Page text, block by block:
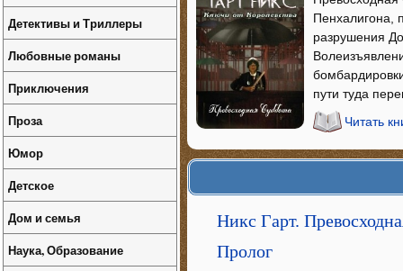
Пенхалигона,
разрушения
пути туда
Читать
Никс Гарт.
Пролог
Детективы и Триллеры
Любовные романы
Приключения
Проза
Юмор
Детское
Дом и семья
Наука, Образование